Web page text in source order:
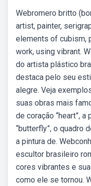
Webromero britto
artist, painter,
elements of cubism,
work, using vibrant.
do artista plástico
destaca pelo seu
alegre. Veja
suas obras mais
de coração “heart”,
“butterfly”, o quadro
a pintura de.
escultor brasileiro
cores vibrantes e
como ele se tornou.